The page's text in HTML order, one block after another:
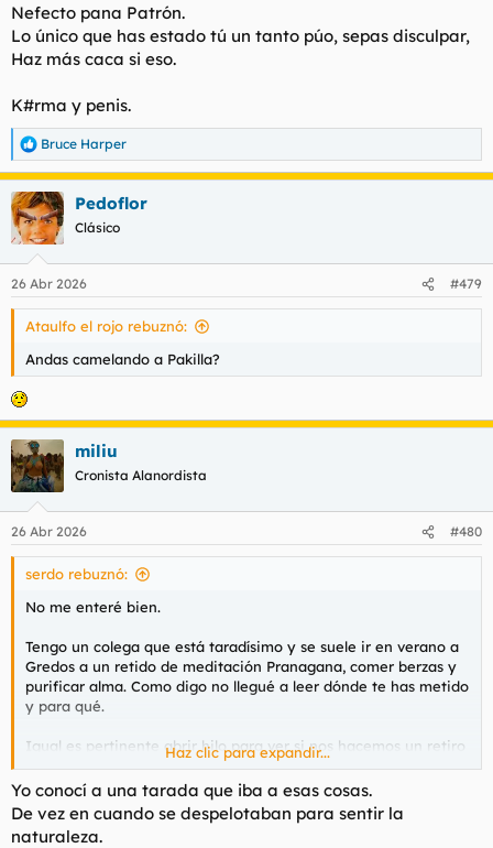
Nefecto pana Patrón.
Lo único que has estado tú un tanto púo, sepas disculpar,
Haz más caca si eso.
K#rma y penis.
R
e
a
c
c
i
e
s
Bruce Harper
Pedoflor
Clásico
26 Abr 2026 #479
Ataulfo el rojo rebuznó:
Andas camelando a Pakilla?
miliu
Cronista Alanordista
26 Abr 2026 #480
serdo rebuznó:
No me enteré bien.
Tengo un colega que está taradísimo y se suele ir en verano a
Gredos a un retido de meditación Pranagana, comer berzas y
purificar alma. Como digo no llegué a leer dónde te has metido
y para qué.
Igual es pertinente abrir hilo para ver si nos hacemos un retiro
de esos varios del foro en comunidad.
Haz clic para expandir...
Yo conocí a una tarada que iba a esas cosas.
De vez en cuando se despelotaban para sentir la
naturaleza.